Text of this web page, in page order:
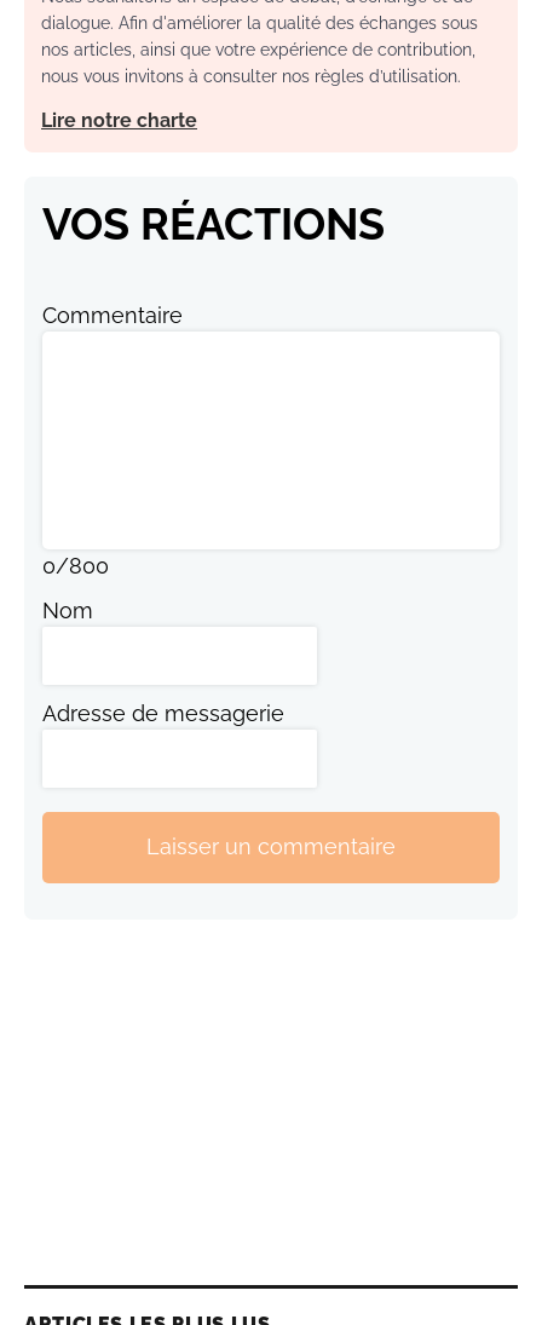
dialogue. Afin d'améliorer la qualité des échanges sous
nos articles, ainsi que votre expérience de contribution,
nous vous invitons à consulter nos règles d’utilisation.
Lire notre charte
VOS RÉACTIONS
Commentaire
0/800
Nom
Adresse de messagerie
Laisser un commentaire